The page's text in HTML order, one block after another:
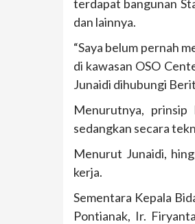
terdapat bangunan
dan lainnya.
“Saya belum pernah
di kawasan OSO
Junaidi dihubungi
Menurutnya, prinsip
sedangkan secara
Menurut Junaidi,
kerja.
Sementara Kepala
Pontianak, Ir.